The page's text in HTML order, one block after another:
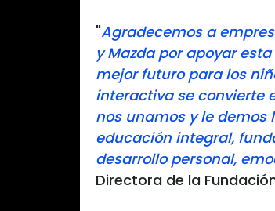
"Agradecemos a
y Mazda por apoyar
mejor futuro para los
interactiva se convierte
nos unamos y le
educación integral,
desarrollo personal,
Directora de la